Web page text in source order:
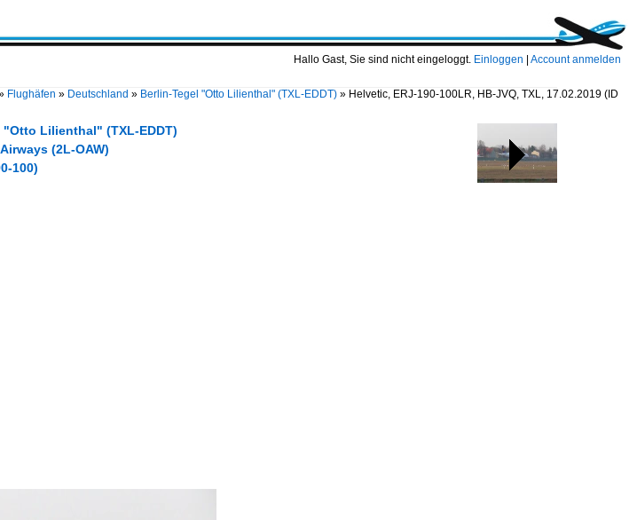
Hallo Gast, Sie sind nicht eingeloggt. Einloggen Account anmelden
Flughäfen » Deutschland » Berlin-Tegel "Otto Lilienthal" (TXL-EDDT) » Helvetic, ERJ-190-100LR, HB-JVQ, TXL, 17.02.2019 (ID
Lilienthal" (TXL-EDDT)
(2L-OAW)
100)